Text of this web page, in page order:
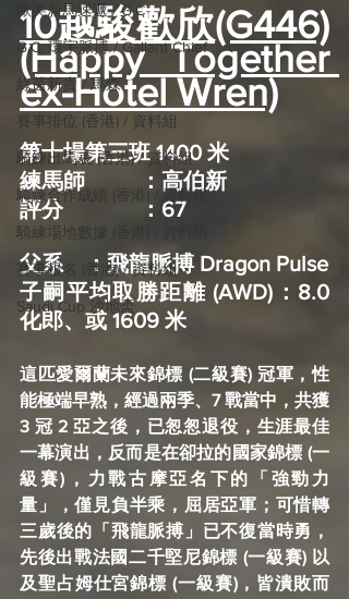
歐美新馬速遞 / G.C
G.C. 環宇脈搏 / Gallant Chief
綠茵新貴 / 馬森
賽事排位 (香港) / 資料組
騎練出馬表 (香港) / 資料組
騎練合作成績 (香港) / 資料組
騎練場地數據 (香港) / 資料組
賽事報名 (香港) / 資料組
Saudi Cup 沙地盃
10越駿歡欣(G446)
(Happy Together
ex-Hotel Wren)
第十場第三班 1400 米
練馬師          ：高伯新
評分              ：67
父系    ：飛龍脈搏 Dragon Pulse
子嗣平均取勝距離 (AWD)：8.0
化郎、或 1609 米
這匹愛爾蘭未來錦標 (二級賽) 冠軍，性
能極端早熟，經過兩季、7 戰當中，共獲
3 冠 2 亞之後，已怱怱退役，生涯最佳
一幕演出，反而是在卻拉的國家錦標 (一
級賽)，力戰古摩亞名下的「強勁力
量」，僅見負半乘，屈居亞軍；可惜轉
三歲後的「飛龍脈搏」已不復當時勇，
先後出戰法國二千堅尼錦標 (一級賽) 以
及聖占姆仕宮錦標 (一級賽)，皆潰敗而